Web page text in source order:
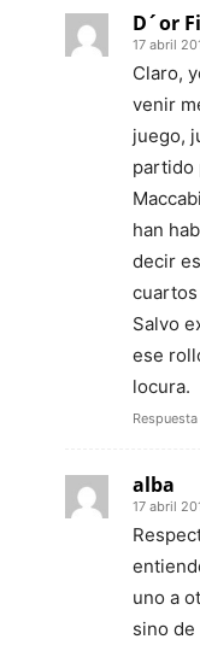
D´or
17 abril
Claro,
venir
juego,
partido
han
decir
Salvo
ese
locura.
Respuesta
alba
17 abril
uno a
sino